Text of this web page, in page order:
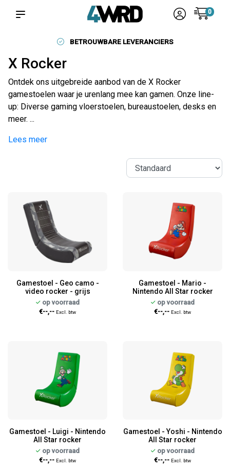
0
BETROUWBARE LEVERANCIERS
X Rocker
Ontdek ons uitgebreide aanbod van de X Rocker
gamestoelen waar je urenlang mee kan gamen. Onze line-
up: Diverse gaming vloerstoelen, bureaustoelen, desks en
meer. ...
Lees meer
Gamestoel - Geo camo -
video rocker - grijs
op voorraad
€--,-- Excl. btw
Gamestoel - Mario -
Nintendo All Star rocker
op voorraad
€--,-- Excl. btw
Gamestoel - Luigi - Nintendo
All Star rocker
op voorraad
€--,-- Excl. btw
Gamestoel - Yoshi - Nintendo
All Star rocker
op voorraad
€--,-- Excl. btw